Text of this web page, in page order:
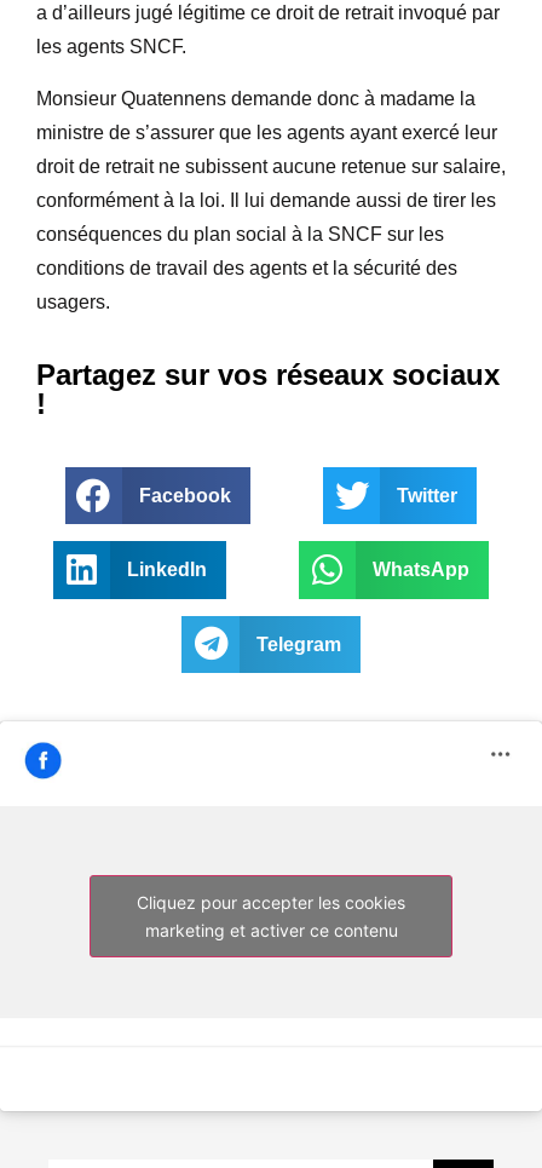
a d’ailleurs jugé légitime ce droit de retrait invoqué par
les agents SNCF.
Monsieur Quatennens demande donc à madame la
ministre de s’assurer que les agents ayant exercé leur
droit de retrait ne subissent aucune retenue sur salaire,
conformément à la loi. Il lui demande aussi de tirer les
conséquences du plan social à la SNCF sur les
conditions de travail des agents et la sécurité des
usagers.
Partagez sur vos réseaux sociaux
!
Facebook Twitter
LinkedIn WhatsApp
Telegram
Cliquez pour accepter les cookies
marketing et activer ce contenu